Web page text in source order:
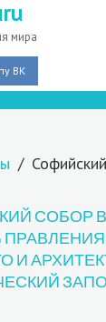
мира
ВК
СОБОР В
И